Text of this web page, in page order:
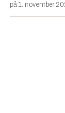
på 1. november